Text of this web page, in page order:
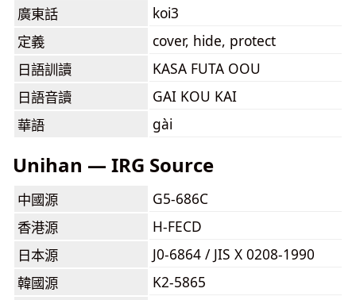
廣東話
koi3
定義
cover, hide, protect
日語訓讀
KASA FUTA OOU
日語音讀
GAI KOU KAI
華語
gài
Unihan — IRG Source
中國源
G5-686C
香港源
H-FECD
日本源
J0-6864 / JIS X 0208-1990
韓國源
K2-5865